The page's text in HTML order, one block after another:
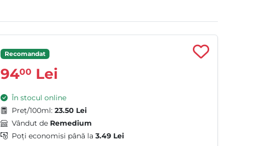
Recomandat
9400 Lei
În stocul online
Preț/100ml: 23.50 Lei
Vândut de Remedium
Poți economisi până la 3.49 Lei